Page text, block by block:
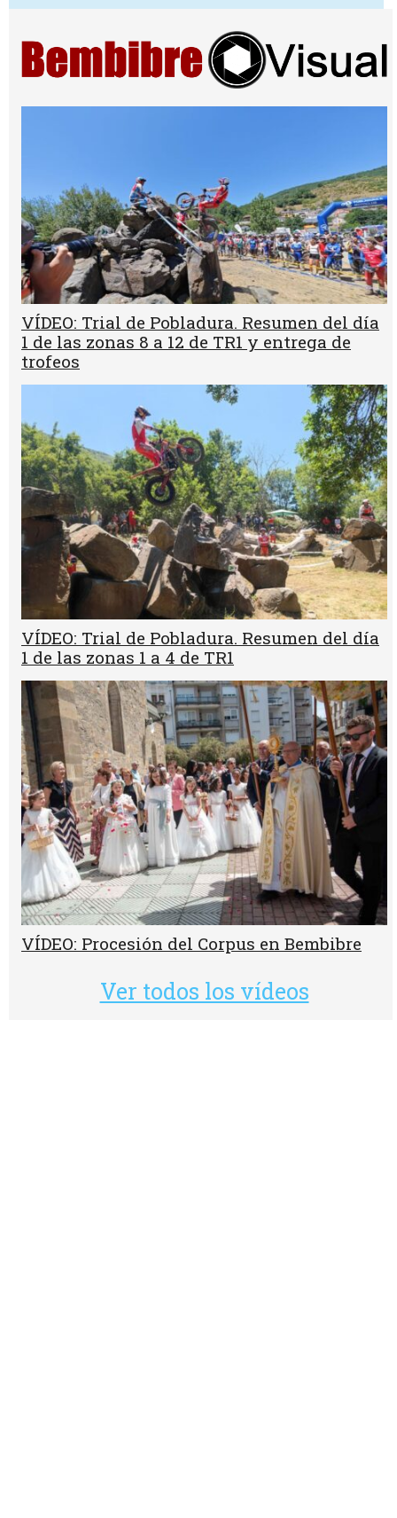
VÍDEO: Trial de Pobladura. Resumen del día
1 de las zonas 8 a 12 de TR1 y entrega de
trofeos
VÍDEO: Trial de Pobladura. Resumen del día
1 de las zonas 1 a 4 de TR1
VÍDEO: Procesión del Corpus en Bembibre
Ver todos los vídeos